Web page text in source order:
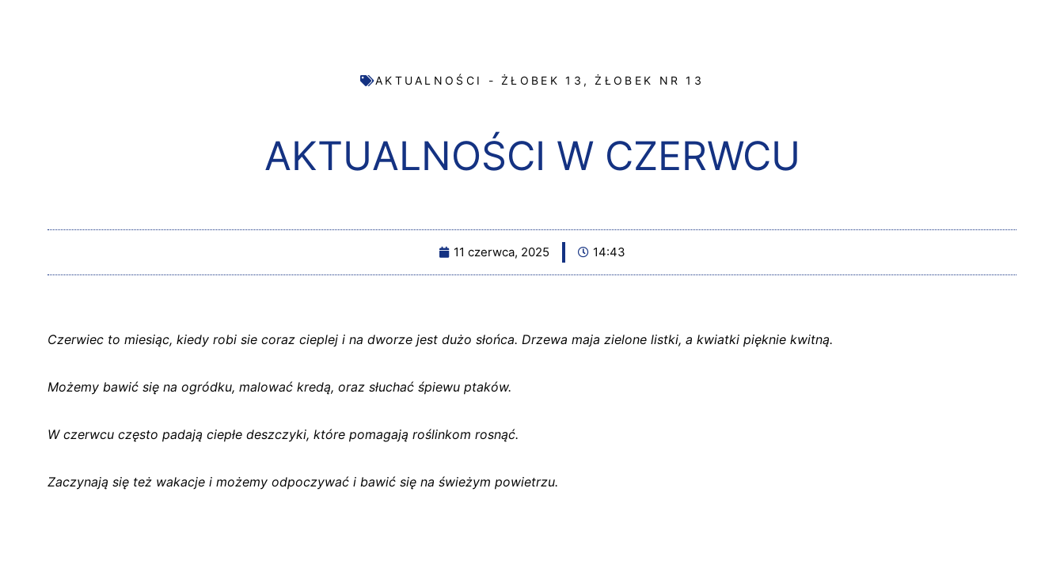
AKTUALNOŚCI - ŻŁOBEK 13 ,ŻŁOBEK NR 13
AKTUALNOŚCI W CZERWCU
11 czerwca, 2025 14:43
Czerwiec to miesiąc, kiedy robi sie coraz cieplej i na dworze jest dużo słońca. Drzewa maja zielone listki, a kwiatki pięknie kwitną.
Możemy bawić się na ogródku, malować kredą, oraz słuchać śpiewu ptaków.
W czerwcu często padają ciepłe deszczyki, które pomagają roślinkom rosnąć.
Zaczynają się też wakacje i możemy odpoczywać i bawić się na świeżym powietrzu.